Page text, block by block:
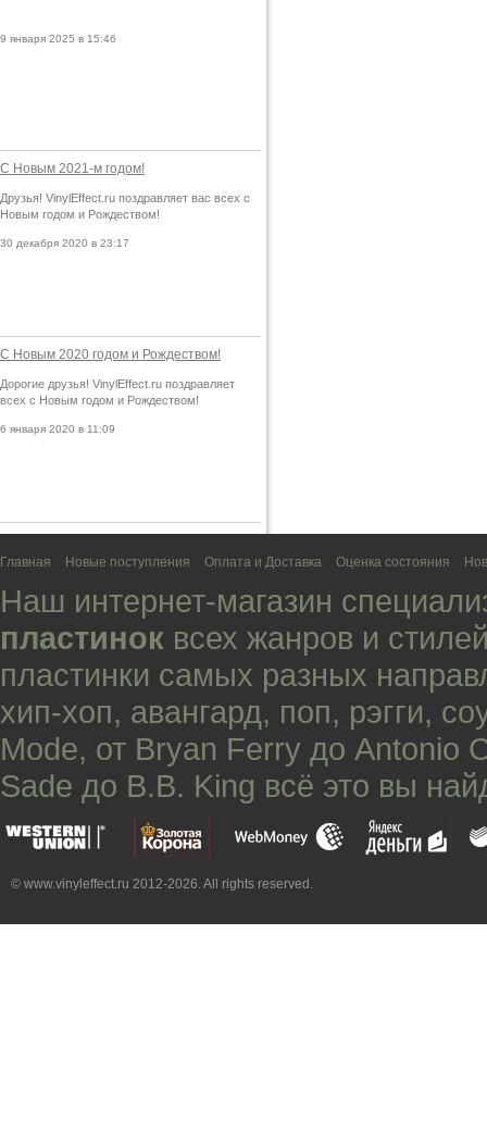
9 января 2025 в 15:46
С Новым 2021-м годом!
Друзья! VinylEffect.ru поздравляет вас всех с
Новым годом и Рождеством!
30 декабря 2020 в 23:17
С Новым 2020 годом и Рождеством!
Дорогие друзья! VinylEffect.ru поздравляет
всех с Новым годом и Рождеством!
6 января 2020 в 11:09
Главная Новые поступления Оплата и Доставка Оценка состояния
Наш интернет-магазин
пластинок всех жанров и
пластинки самых разных
хип-хоп, авангард, поп, рэгги,
Mode, от Bryan Ferry до Antonio
Sade до B.B. King всё это вы
© www.vinyleffect.ru 2012-2026. All rights reserved.